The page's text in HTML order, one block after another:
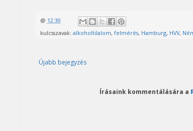
@ 12:30
kulcsszavak: alkoholtilalom, felmérés, Hamburg, HVV,
Újabb bejegyzés
Írásaink kommentálására a